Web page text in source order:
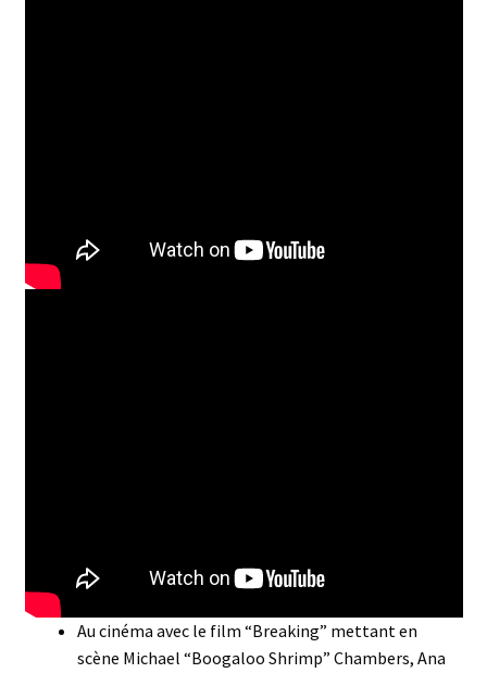
Au cinéma avec le film “Breaking” mettant en
scène Michael “Boogaloo Shrimp” Chambers, Ana